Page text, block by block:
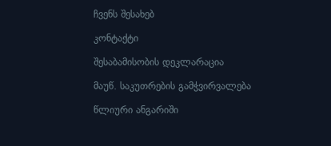
ჩვენს შესახებ
კონტაქტი
შესაბამისობის დეკლარაცია
მაუწ. საკუთრების გამჭვირვალება
წლიური ანგარიში